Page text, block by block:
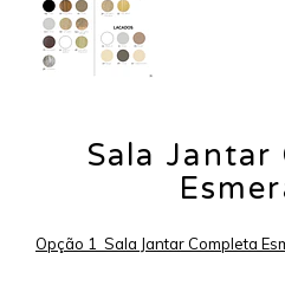
Sala Jantar
Opção 1 Sala Jantar Completa